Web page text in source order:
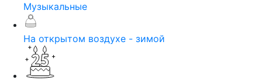
Музыкальные
На открытом воздухе - зимой